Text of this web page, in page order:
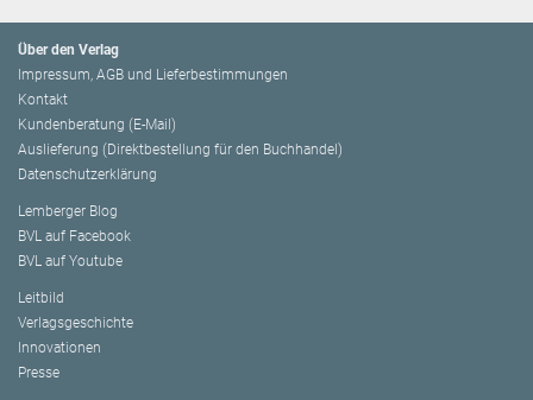
Über den Verlag
Impressum, AGB und Lieferbestimmungen
Kontakt
Kundenberatung (E-Mail)
Auslieferung (Direktbestellung für den Buchhandel)
Datenschutzerklärung
Lemberger Blog
BVL auf Facebook
BVL auf Youtube
Leitbild
Verlagsgeschichte
Innovationen
Presse